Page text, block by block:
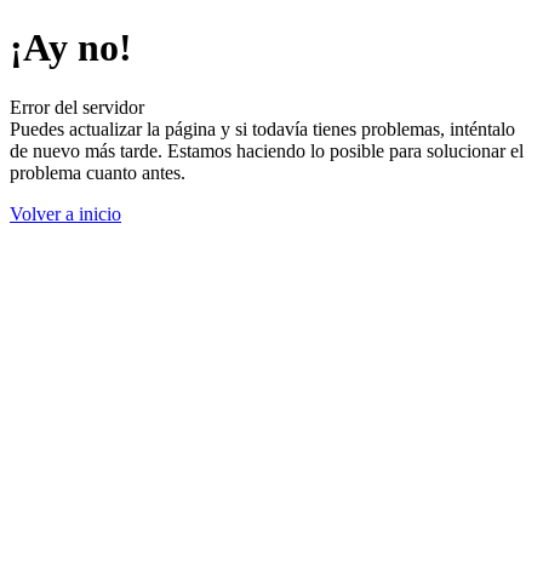
¡Ay no!
Error del servidor
Puedes actualizar la página y si todavía tienes problemas, inténtalo
de nuevo más tarde. Estamos haciendo lo posible para solucionar el
problema cuanto antes.
Volver a inicio